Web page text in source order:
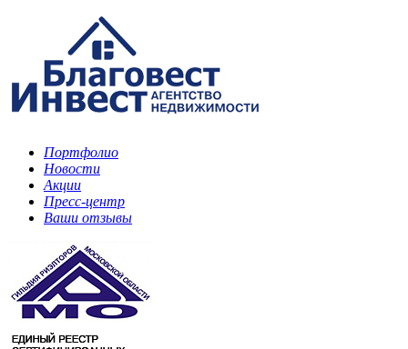
Портфолио
Новости
Акции
Пресс-центр
Ваши отзывы